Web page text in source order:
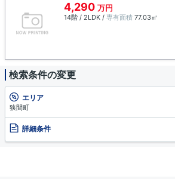
4,290 万円
14階 / 2LDK / 専有面積 77.03㎡
検索条件の変更
エリア
狭間町
詳細条件